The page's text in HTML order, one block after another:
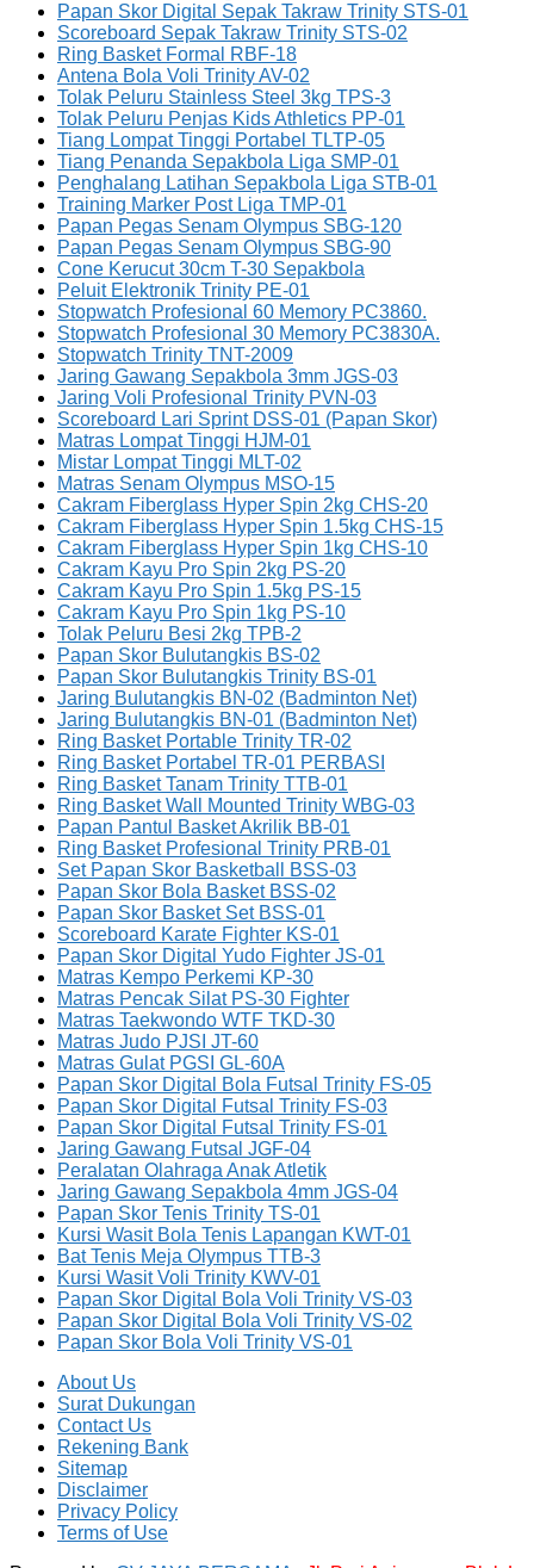
Papan Skor Digital Sepak Takraw Trinity STS-01
Scoreboard Sepak Takraw Trinity STS-02
Ring Basket Formal RBF-18
Antena Bola Voli Trinity AV-02
Tolak Peluru Stainless Steel 3kg TPS-3
Tolak Peluru Penjas Kids Athletics PP-01
Tiang Lompat Tinggi Portabel TLTP-05
Tiang Penanda Sepakbola Liga SMP-01
Penghalang Latihan Sepakbola Liga STB-01
Training Marker Post Liga TMP-01
Papan Pegas Senam Olympus SBG-120
Papan Pegas Senam Olympus SBG-90
Cone Kerucut 30cm T-30 Sepakbola
Peluit Elektronik Trinity PE-01
Stopwatch Profesional 60 Memory PC3860.
Stopwatch Profesional 30 Memory PC3830A.
Stopwatch Trinity TNT-2009
Jaring Gawang Sepakbola 3mm JGS-03
Jaring Voli Profesional Trinity PVN-03
Scoreboard Lari Sprint DSS-01 (Papan Skor)
Matras Lompat Tinggi HJM-01
Mistar Lompat Tinggi MLT-02
Matras Senam Olympus MSO-15
Cakram Fiberglass Hyper Spin 2kg CHS-20
Cakram Fiberglass Hyper Spin 1.5kg CHS-15
Cakram Fiberglass Hyper Spin 1kg CHS-10
Cakram Kayu Pro Spin 2kg PS-20
Cakram Kayu Pro Spin 1.5kg PS-15
Cakram Kayu Pro Spin 1kg PS-10
Tolak Peluru Besi 2kg TPB-2
Papan Skor Bulutangkis BS-02
Papan Skor Bulutangkis Trinity BS-01
Jaring Bulutangkis BN-02 (Badminton Net)
Jaring Bulutangkis BN-01 (Badminton Net)
Ring Basket Portable Trinity TR-02
Ring Basket Portabel TR-01 PERBASI
Ring Basket Tanam Trinity TTB-01
Ring Basket Wall Mounted Trinity WBG-03
Papan Pantul Basket Akrilik BB-01
Ring Basket Profesional Trinity PRB-01
Set Papan Skor Basketball BSS-03
Papan Skor Bola Basket BSS-02
Papan Skor Basket Set BSS-01
Scoreboard Karate Fighter KS-01
Papan Skor Digital Yudo Fighter JS-01
Matras Kempo Perkemi KP-30
Matras Pencak Silat PS-30 Fighter
Matras Taekwondo WTF TKD-30
Matras Judo PJSI JT-60
Matras Gulat PGSI GL-60A
Papan Skor Digital Bola Futsal Trinity FS-05
Papan Skor Digital Futsal Trinity FS-03
Papan Skor Digital Futsal Trinity FS-01
Jaring Gawang Futsal JGF-04
Peralatan Olahraga Anak Atletik
Jaring Gawang Sepakbola 4mm JGS-04
Papan Skor Tenis Trinity TS-01
Kursi Wasit Bola Tenis Lapangan KWT-01
Bat Tenis Meja Olympus TTB-3
Kursi Wasit Voli Trinity KWV-01
Papan Skor Digital Bola Voli Trinity VS-03
Papan Skor Digital Bola Voli Trinity VS-02
Papan Skor Bola Voli Trinity VS-01
About Us
Surat Dukungan
Contact Us
Rekening Bank
Sitemap
Disclaimer
Privacy Policy
Terms of Use